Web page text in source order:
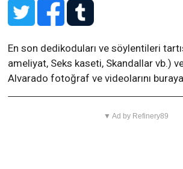
En son dedikoduları ve söylentileri
ameliyat, Seks kaseti, Skandallar vb.)
Alvarado fotoğraf ve videolarını
▼ Ad by Refinery89